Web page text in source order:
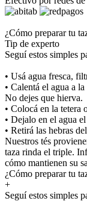
¿Cómo preparar tu
Tip de experto
Seguí estos simples
• Usá agua fresca,
• Calentá el agua a
No dejes que hierva.
• Colocá en la tetera
• Dejalo en el agua
• Retirá las hebras
Nuestros tés
taza rinda el triple.
cómo mantienen su
¿Cómo preparar tu
+
Seguí estos simples